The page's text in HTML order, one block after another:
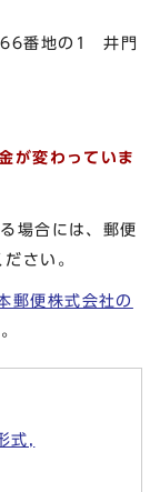
番地の1 井門
が変わっていま
場合には、郵便
さい。
郵便株式会社の
式,